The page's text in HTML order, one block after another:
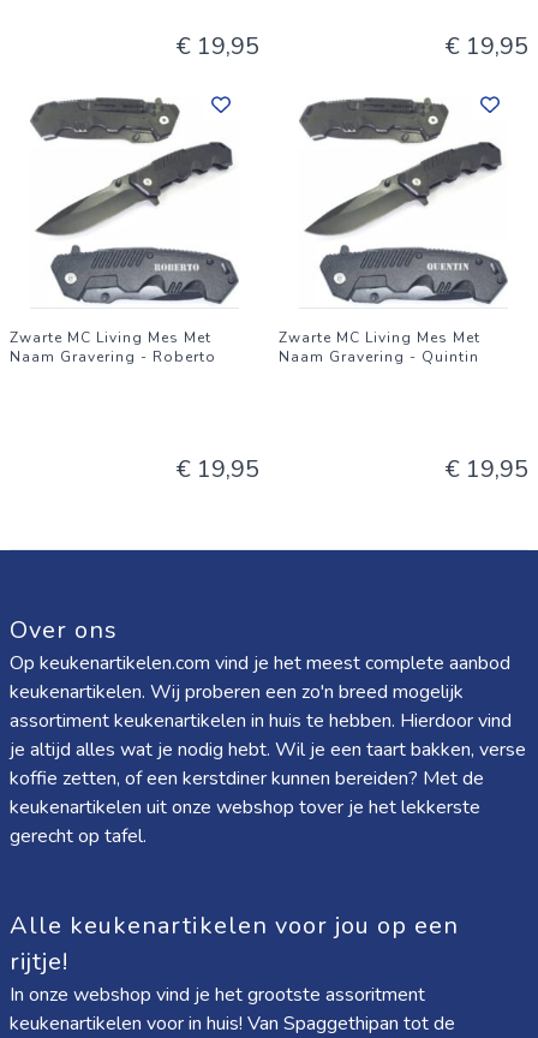
€ 19,95 € 19,95
Zwarte MC Living Mes Met
Naam Gravering - Roberto
€ 19,95
Zwarte MC Living Mes Met
Naam Gravering - Quintin
€ 19,95
Over ons
Op keukenartikelen.com vind je het meest complete aanbod
keukenartikelen. Wij proberen een zo'n breed mogelijk
assortiment keukenartikelen in huis te hebben. Hierdoor vind
je altijd alles wat je nodig hebt. Wil je een taart bakken, verse
koffie zetten, of een kerstdiner kunnen bereiden? Met de
keukenartikelen uit onze webshop tover je het lekkerste
gerecht op tafel.
Alle keukenartikelen voor jou op een
rijtje!
In onze webshop vind je het grootste assoritment
keukenartikelen voor in huis! Van Spaggethipan tot de